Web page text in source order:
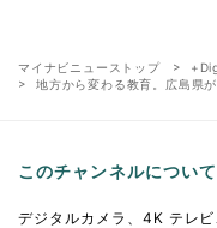
マイナビニューストップ
地方から変わる教育。広島県
このチャンネルについて
デジタルカメラ、4K テレ